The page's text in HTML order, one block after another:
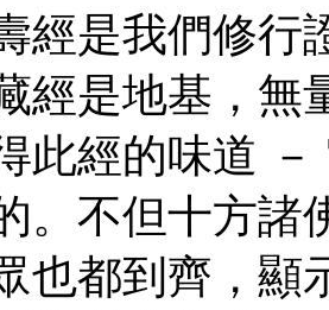
經是我們修行
經是地基，無
此經的味道
。不但十方諸
也都到齊，顯